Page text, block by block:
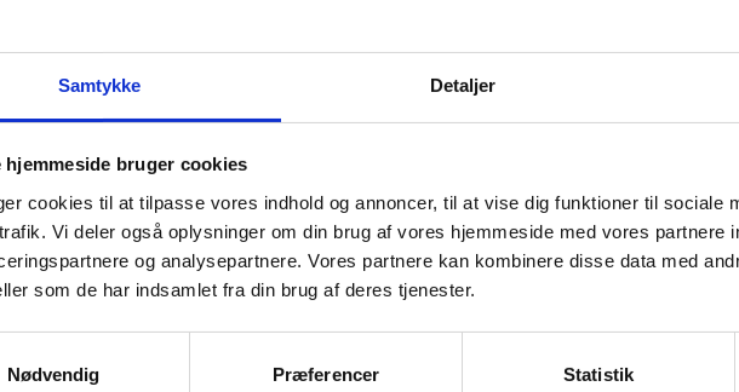
Samtykke Detaljer
hjemmeside bruger cookies
cookies til at tilpasse vores indhold og annoncer, til at vise dig funktioner til sociale
Vi deler også oplysninger om din brug af vores hjemmeside med vores partnere
og analysepartnere. Vores partnere kan kombinere disse data med
som de har indsamlet fra din brug af deres tjenester.
Nødvendig
Præferencer Statistik